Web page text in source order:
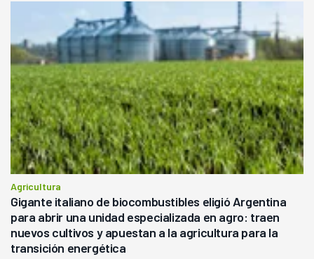
Agricultura
Gigante italiano de biocombustibles eligió Argentina
para abrir una unidad especializada en agro: traen
nuevos cultivos y apuestan a la agricultura para la
transición energética